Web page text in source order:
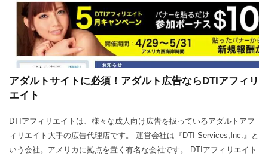
アダルトサイトに必須！アダルト広告ならDTIアフィリ
エイト
DTIアフィリエイトは、様々な成人向け広告を扱っているアダルトアフ
ィリエイト大手の広告代理店です。 運営会社は『DTI Services,Inc.』と
いう会社。アメリカに拠点を置く有名な会社です。 DTIアフィリエイト